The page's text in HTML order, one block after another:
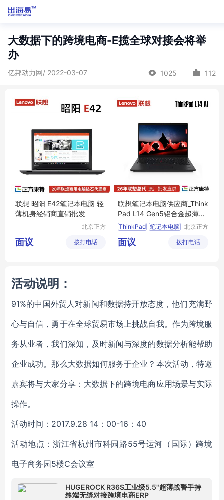
大数据下的跨境电商-E揽全球对接会将举
办
亿邦动力网/ 2022-03-07 1025 112
联想 昭阳 E42笔记本电脑 轻
薄机身经销商直销批发
北京正方
技术有限
面议 拨打电话
联想笔记本电脑供应商_Think
Pad L14 Gen5铝合金超薄商
务渠道
ThinkPad 笔记本电脑
笔记本电脑供应商
ThinkPad渠道
北京正方
技术有限
面议 拨打电话
活动说明：
91%的中国外贸人对新闻和数据持开放态度，他们充满野
心与自信，勇于在全球贸易市场上挑战自我。作为跨境服
务从业者，我们深知，及时新闻与深度的数据分析能帮助
企业成功。那么大数据如何服务于企业？本次活动，特邀
嘉宾将与大家分享：大数据下的跨境电商应用场景与实际
操作。
活动时间：2017.9.28 14：00-16：40
活动地点：浙江省杭州市科园路55号运河（国际）跨境
电子商务园5楼C会议室
HUGEROCK R36S工业级5.5"超薄战警手持
终端无缝对接跨境电商ERP